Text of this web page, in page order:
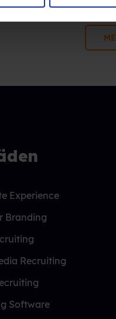
Experience
Branding
Recruiting
Software